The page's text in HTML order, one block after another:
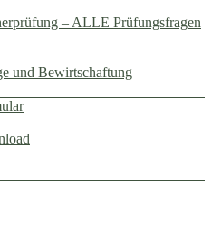
– ALLE Prüfungsfragen
und Bewirtschaftung